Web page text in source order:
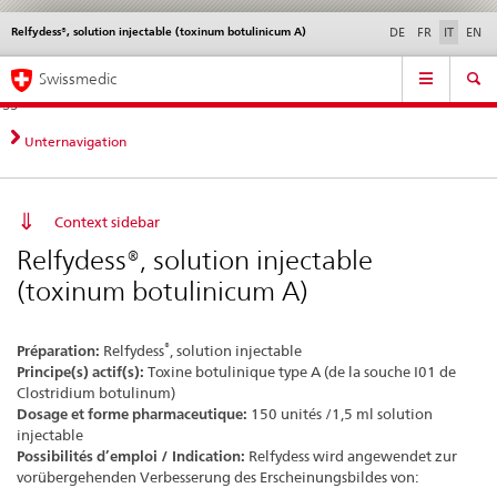
Navigazione
diretta:
novità,
aspetti
contatto
Novità &
norme
Contatto | Supporto &
aiuto
Relfydess®, solution injectable (toxinum botulinicum A) DE FR IT EN
Service
Navigation
Swissmedic
Unternavigation
Context sidebar
Relfydess®, solution injectable
(toxinum botulinicum A)
Préparation: Relfydess® , solution injectable
Principe(s) actif(s): Toxine botulinique type A (de la souche I01 de
Clostridium botulinum)
Dosage et forme pharmaceutique: 150 unités /1,5 ml solution
injectable
Possibilités d’emploi / Indication: Relfydess wird angewendet zur
vorübergehenden Verbesserung des Erscheinungsbildes von: